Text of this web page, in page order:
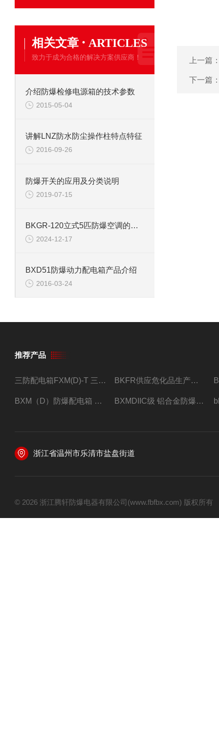
相关文章 · ARTICLES
致力于成为合格的解决方案供应商！
介绍防爆检修电源箱的技术参数
2015-05-04
讲解LNZ防水防尘操作柱特点特征
2016-09-26
防爆开关的应用及分类说明
2019-07-15
BKGR-120立式5匹防爆空调的安装和使用
2024-12-17
BXD51防爆动力配电箱产品介绍
2016-03-24
上一篇
下一篇
推荐产品
三防配电箱FXM(D)-T 三防型黑色工程塑料 BKFR供应危化品生产车间1.5匹2匹3匹5匹防爆空调
BXM（D）防爆配电箱 防爆照明动力箱厂家 定做 BXMDIIC级 铝合金防爆照明动力配电箱 加工定做
浙江省温州市乐清市盐盘街道
© 2026 浙江腾轩防爆电器有限公司(www.fbfbx.com) 版权所